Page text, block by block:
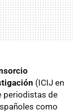
(ICIJ en
periodistas de
como